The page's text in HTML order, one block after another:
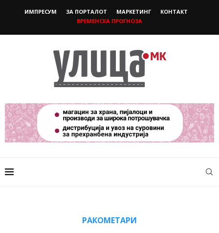
ИМПРЕСУМ ЗА ПОРТАЛОТ МАРКЕТИНГ
КОНТАКТ
ВРЕМЕНСКА ПРОГНОЗА
РАКОМЕТАРИ